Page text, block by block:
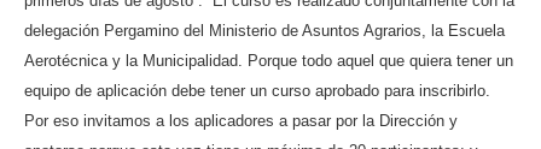
delegación Pergamino del Ministerio de Asuntos Agrarios, la Escuela
Aerotécnica y la Municipalidad. Porque todo aquel que quiera tener un
equipo de aplicación debe tener un curso aprobado para inscribirlo.
Por eso invitamos a los aplicadores a pasar por la Dirección y